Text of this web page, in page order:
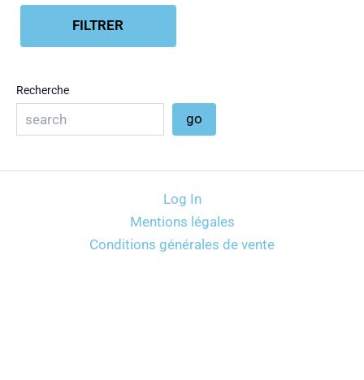
FILTRER
Recherche
go
Log In
Mentions légales
Conditions générales de vente